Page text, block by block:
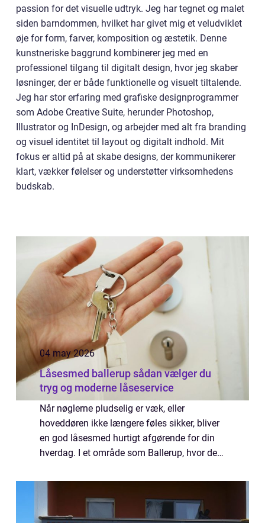
passion for det visuelle udtryk. Jeg har tegnet og malet
siden barndommen, hvilket har givet mig et veludviklet
øje for form, farver, komposition og æstetik. Denne
kunstneriske baggrund kombinerer jeg med en
professionel tilgang til digitalt design, hvor jeg skaber
løsninger, der er både funktionelle og visuelt tiltalende.
Jeg har stor erfaring med grafiske designprogrammer
som Adobe Creative Suite, herunder Photoshop,
Illustrator og InDesign, og arbejder med alt fra branding
og visuel identitet til layout og digitalt indhold. Mit
fokus er altid på at skabe designs, der kommunikerer
klart, vækker følelser og understøtter virksomhedens
budskab.
04 may 2026
Låsesmed ballerup sådan vælger du
tryg og moderne låseservice
Når nøglerne pludselig er væk, eller
hoveddøren ikke længere føles sikker, bliver
en god låsesmed hurtigt afgørende for din
hverdag. I et område som Ballerup, hvor der
boligkomplekser og store erhvervsområder,
kan behove...